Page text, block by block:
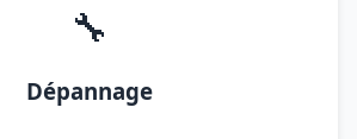
🔧
Dépannage